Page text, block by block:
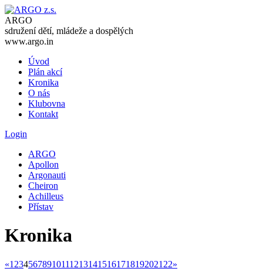
ARGO
sdružení dětí, mládeže a dospělých
www.argo.in
Úvod
Plán akcí
Kronika
O nás
Klubovna
Kontakt
Login
ARGO
Apollon
Argonauti
Cheiron
Achilleus
Přístav
Kronika
«1 23456789101112131415161718192021 22»